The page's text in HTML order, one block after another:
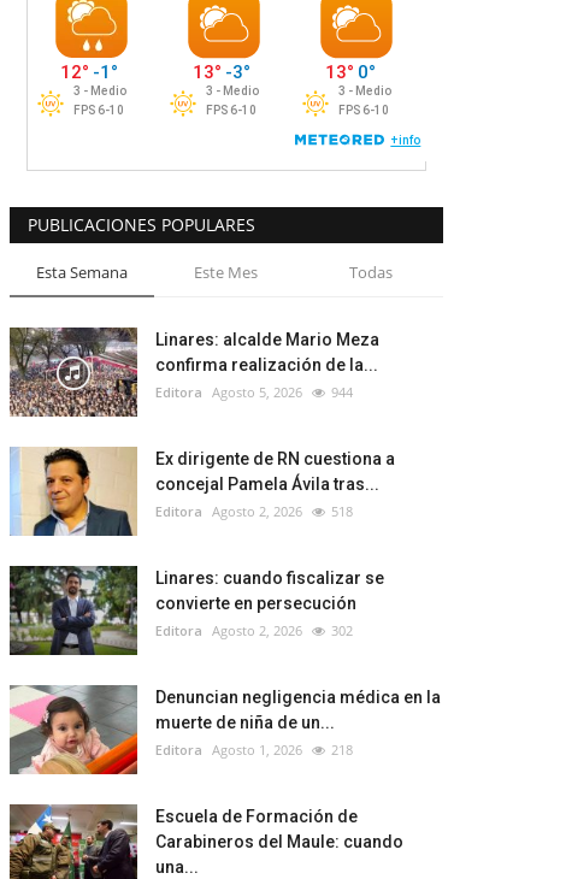
PUBLICACIONES POPULARES
Esta Semana Este Mes Todas
Linares: alcalde Mario Meza
confirma realización de la...
Editora Agosto 5, 2026 944
Ex dirigente de RN cuestiona a
concejal Pamela Ávila tras...
Editora Agosto 2, 2026 518
Linares: cuando fiscalizar se
convierte en persecución
Editora Agosto 2, 2026 302
Denuncian negligencia médica en la
muerte de niña de un...
Editora Agosto 1, 2026 218
Escuela de Formación de
Carabineros del Maule: cuando
una...